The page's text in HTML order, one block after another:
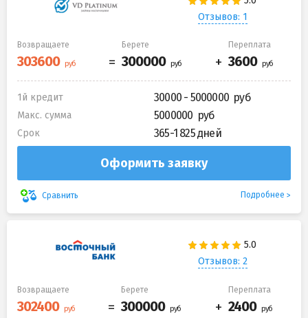
Отзывов: 1
Возвращаете Берете Переплата
1й кредит 30000 - 5000000
Макс. сумма 5000000
Срок 365-1 825 дней
Оформить заявку
Сравнить Подробнее
Отзывов: 2
Возвращаете Берете Переплата